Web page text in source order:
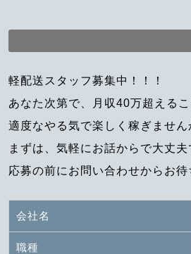
軽配送スタッフ募集中！！！
あなた次第で、月収40万超えるこ
適度なやる気で楽しく稼ぎません
まずは、気軽にお話からで大丈夫
応募の前にお問い合わせからお待
会社名
職種